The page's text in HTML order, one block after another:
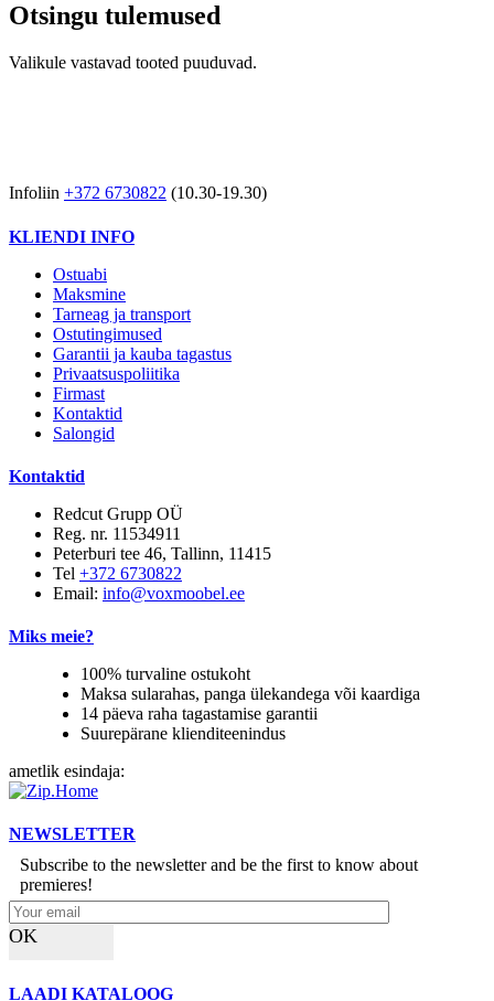
Otsingu tulemused
Valikule vastavad tooted puuduvad.
Infoliin +372 6730822 (10.30-19.30)
KLIENDI INFO
Ostuabi
Maksmine
Tarneag ja transport
Ostutingimused
Garantii ja kauba tagastus
Privaatsuspoliitika
Firmast
Kontaktid
Salongid
Kontaktid
Redcut Grupp OÜ
Reg. nr. 11534911
Peterburi tee 46, Tallinn, 11415
Tel +372 6730822
Email: info@voxmoobel.ee
Miks meie?
100% turvaline ostukoht
Maksa sularahas, panga ülekandega või kaardiga
14 päeva raha tagastamise garantii
Suurepärane klienditeenindus
ametlik esindaja:
NEWSLETTER
Subscribe to the newsletter and be the first to know about
premieres!
OK
LAADI KATALOOG